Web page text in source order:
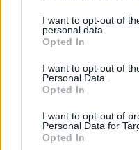
not limited to your visit or
grant or deny consent to
use your data for below
consent section.
I want to opt-out of
personal data.
Opted In
I want to opt-out of
Personal Data.
Opted In
I want to opt-out of
Personal Data for
Opted In
Vuoi rimuovere
cliccandoqui